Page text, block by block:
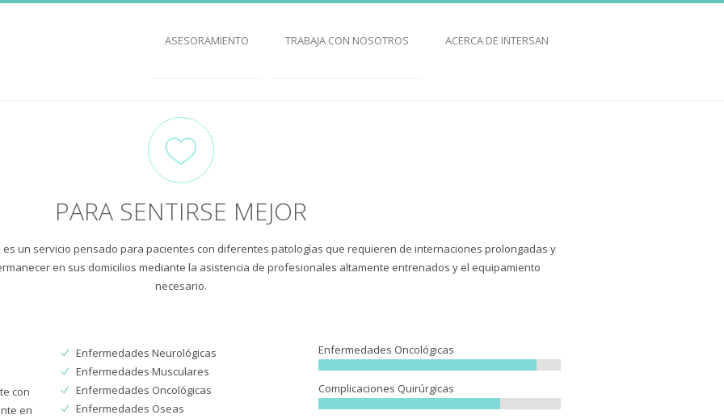
ASESORAMIENTO TRABAJA CON NOSOTROS ACERCA DE INTERSAN
PARA SENTIRSE MEJOR
un servicio pensado para pacientes con diferentes patologías que requieren de internaciones prolongadas y
en sus domicilios mediante la asistencia de profesionales altamente entrenados y el equipamiento
necesario.
con
en
Enfermedades Neurológicas
Enfermedades Musculares
Enfermedades Oncológicas
Enfermedades Oseas
Enfermedades Oncológicas
Complicaciones Quirúrgicas